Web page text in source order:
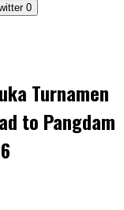
0
Turnamen
to Pangdam